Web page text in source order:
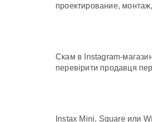
проектирование,
Скам в Instagram-
перевірити продавця
Instax Mini, Square или